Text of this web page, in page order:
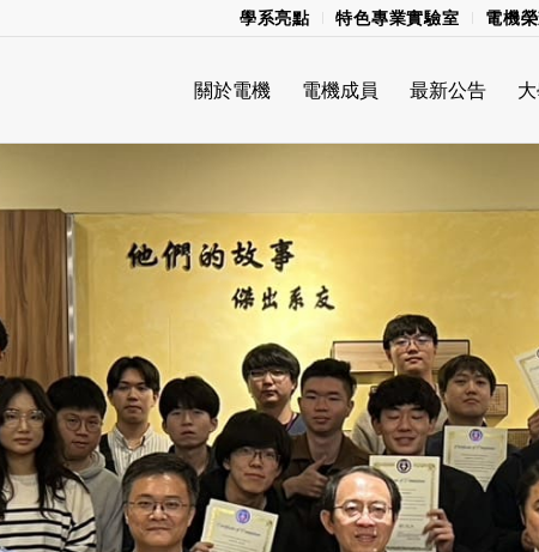
學系亮點 特色專業實驗室 電機
關於電機 電機成員 最新公告